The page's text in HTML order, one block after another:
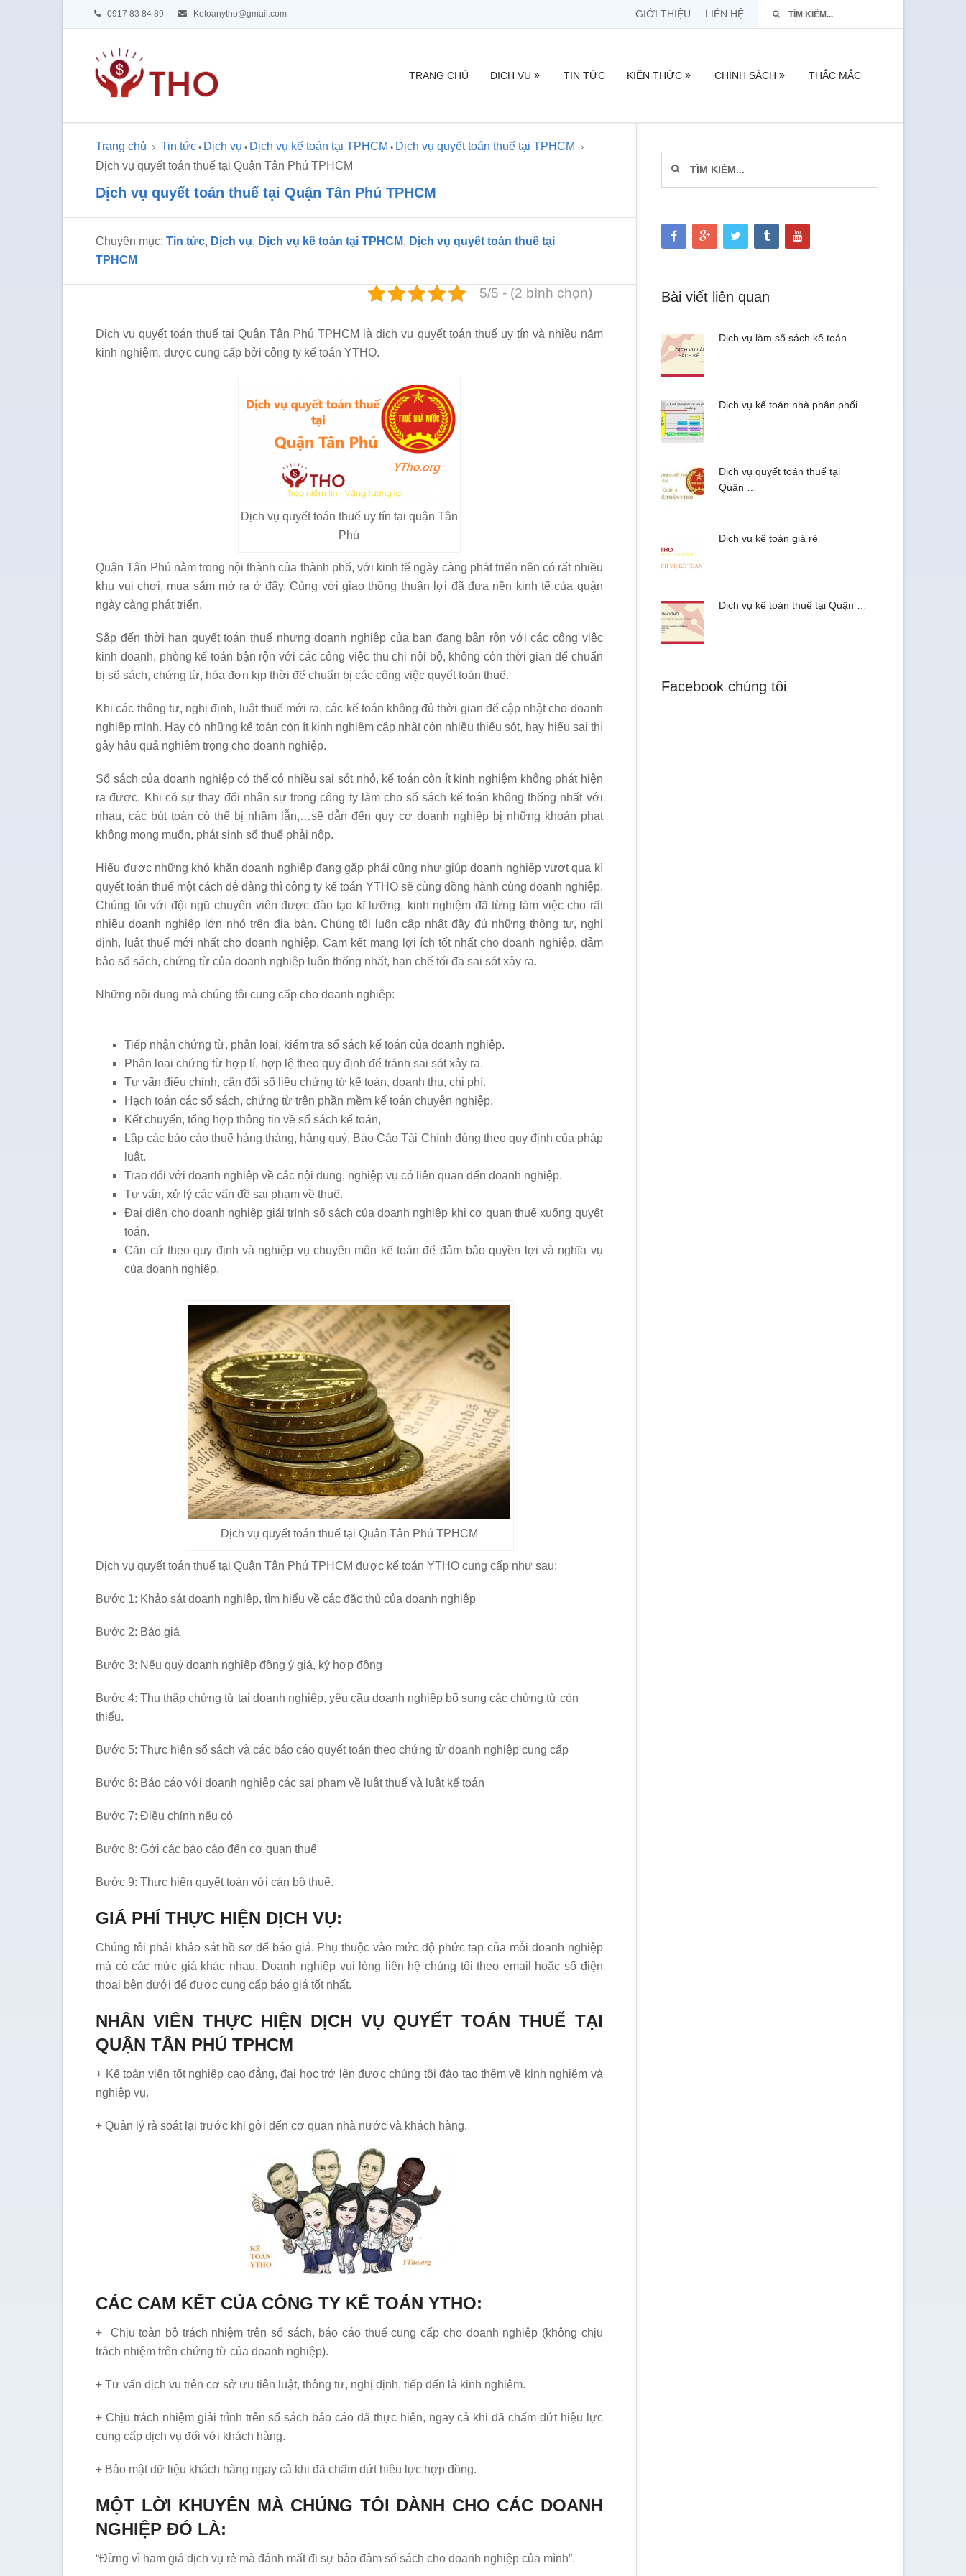
0917 83 84 89 Ketoanytho@gmail.com GIỚI THIỆU LIÊN HỆ
TRANG CHỦ DỊCH VỤ TIN TỨC KIẾN THỨC CHÍNH SÁCH THẮC MẮC
Trang chủ Tin tức • Dịch vụ • Dịch vụ kế toán tại TPHCM • Dịch vụ quyết toán thuế tại TPHCM
Dịch vụ quyết toán thuế tại Quận Tân Phú TPHCM
Dịch vụ quyết toán thuế tại Quận Tân Phú TPHCM
Chuyên mục:Tin tức, Dịch vụ, Dịch vụ kế toán tại TPHCM, Dịch vụ quyết toán thuế tại
TPHCM
5/5 - (2 bình chọn)
Dịch vụ quyết toán thuế tại Quận Tân Phú TPHCM là dịch vụ quyết toán thuế uy tín và nhiều năm
kinh nghiệm, được cung cấp bởi công ty kế toán YTHO.
Dịch vụ quyết toán thuế uy tín tại quận Tân
Phú
Quận Tân Phú nằm trong nội thành của thành phố, với kinh tế ngày càng phát triển nên có rất nhiều
khu vui chơi, mua sắm mở ra ở đây. Cùng với giao thông thuận lợi đã đưa nền kinh tế của quận
ngày càng phát triển.
Sắp đến thời hạn quyết toán thuế nhưng doanh nghiệp của bạn đang bận rộn với các công việc
kinh doanh, phòng kế toán bận rộn với các công việc thu chi nội bộ, không còn thời gian để chuẩn
bị sổ sách, chứng từ, hóa đơn kịp thời để chuẩn bị các công việc quyết toán thuế.
Khi các thông tư, nghị định, luật thuế mới ra, các kế toán không đủ thời gian để cập nhật cho doanh
nghiệp mình. Hay có những kế toán còn ít kinh nghiệm cập nhật còn nhiều thiếu sót, hay hiểu sai thì
gây hậu quả nghiêm trọng cho doanh nghiệp.
Sổ sách của doanh nghiệp có thể có nhiều sai sót nhỏ, kế toán còn ít kinh nghiệm không phát hiện
ra được. Khi có sự thay đổi nhân sự trong công ty làm cho sổ sách kế toán không thống nhất với
nhau, các bút toán có thể bị nhầm lẫn,…sẽ dẫn đến quy cơ doanh nghiệp bị những khoản phạt
không mong muốn, phát sinh số thuế phải nộp.
Hiểu được những khó khăn doanh nghiệp đang gặp phải cũng như giúp doanh nghiệp vượt qua kì
quyết toán thuế một cách dễ dàng thì công ty kế toán YTHO sẽ cùng đồng hành cùng doanh nghiệp.
Chúng tôi với đội ngũ chuyên viên được đào tạo kĩ lưỡng, kinh nghiệm đã từng làm việc cho rất
nhiều doanh nghiệp lớn nhỏ trên địa bàn. Chúng tôi luôn cập nhật đầy đủ những thông tư, nghị
định, luật thuế mới nhất cho doanh nghiệp. Cam kết mang lợi ích tốt nhất cho doanh nghiệp, đảm
bảo sổ sách, chứng từ của doanh nghiệp luôn thống nhất, hạn chế tối đa sai sót xảy ra.
Những nội dung mà chúng tôi cung cấp cho doanh nghiệp:
Tiếp nhận chứng từ, phân loại, kiểm tra sổ sách kế toán của doanh nghiệp.
Phân loại chứng từ hợp lí, hợp lệ theo quy định để tránh sai sót xảy ra.
Tư vấn điều chỉnh, cân đối số liệu chứng từ kế toán, doanh thu, chi phí.
Hạch toán các sổ sách, chứng từ trên phần mềm kế toán chuyên nghiệp.
Kết chuyển, tổng hợp thông tin về sổ sách kế toán,
Lập các báo cáo thuế hàng tháng, hàng quý, Báo Cáo Tài Chính đúng theo quy định của pháp
luật.
Trao đổi với doanh nghiệp về các nội dung, nghiệp vụ có liên quan đến doanh nghiệp.
Tư vấn, xử lý các vấn đề sai phạm về thuế.
Đại diện cho doanh nghiệp giải trình sổ sách của doanh nghiệp khi cơ quan thuế xuống quyết
toán.
Căn cứ theo quy định và nghiệp vụ chuyên môn kế toán để đảm bảo quyền lợi và nghĩa vụ
của doanh nghiệp.
Dịch vụ quyết toán thuế tại Quận Tân Phú TPHCM
Dịch vụ quyết toán thuế tại Quận Tân Phú TPHCM được kế toán YTHO cung cấp như sau:
Bước 1: Khảo sát doanh nghiệp, tìm hiểu về các đặc thù của doanh nghiệp
Bước 2: Báo giá
Bước 3: Nếu quý doanh nghiệp đồng ý giá, ký hợp đồng
Bước 4: Thu thập chứng từ tại doanh nghiệp, yêu cầu doanh nghiệp bổ sung các chứng từ còn
thiếu.
Bước 5: Thực hiện sổ sách và các báo cáo quyết toán theo chứng từ doanh nghiệp cung cấp
Bước 6: Báo cáo với doanh nghiệp các sại phạm về luật thuế và luật kế toán
Bước 7: Điều chỉnh nếu có
Bước 8: Gởi các báo cáo đến cơ quan thuế
Bước 9: Thực hiện quyết toán với cán bộ thuế.
GIÁ PHÍ THỰC HIỆN DỊCH VỤ:
Chúng tôi phải khảo sát hồ sơ để báo giá. Phụ thuộc vào mức độ phức tạp của mỗi doanh nghiệp
mà có các mức giá khác nhau. Doanh nghiệp vui lòng liên hệ chúng tôi theo email hoặc số điện
thoại bên dưới để được cung cấp báo giá tốt nhất.
NHÂN VIÊN THỰC HIỆN DỊCH VỤ QUYẾT TOÁN THUẾ TẠI
QUẬN TÂN PHÚ TPHCM
+ Kế toán viên tốt nghiệp cao đẳng, đại học trở lên được chúng tôi đào tạo thêm về kinh nghiệm và
nghiệp vụ.
+ Quản lý rà soát lại trước khi gởi đến cơ quan nhà nước và khách hàng.
CÁC CAM KẾT CỦA CÔNG TY KẾ TOÁN YTHO:
+ Chịu toàn bộ trách nhiệm trên sổ sách, báo cáo thuế cung cấp cho doanh nghiệp (không chịu
trách nhiệm trên chứng từ của doanh nghiệp).
+ Tư vấn dịch vụ trên cơ sở ưu tiên luật, thông tư, nghị định, tiếp đến là kinh nghiệm.
+ Chịu trách nhiệm giải trình trên sổ sách báo cáo đã thực hiện, ngay cả khi đã chấm dứt hiệu lực
cung cấp dịch vụ đối với khách hàng.
+ Bảo mật dữ liệu khách hàng ngay cả khi đã chấm dứt hiệu lực hợp đồng.
MỘT LỜI KHUYÊN MÀ CHÚNG TÔI DÀNH CHO CÁC DOANH
NGHIỆP ĐÓ LÀ:
“Đừng vì ham giá dịch vụ rẻ mà đánh mất đi sự bảo đảm sổ sách cho doanh nghiệp của mình”.
Bài viết liên quan
Dịch vụ làm sổ sách kế toán
Dịch vụ kế toán nhà phân phối …
Dịch vụ quyết toán thuế tại
Quận …
Dịch vụ kế toán giá rẻ
Dịch vụ kế toán thuế tại Quận …
Facebook chúng tôi